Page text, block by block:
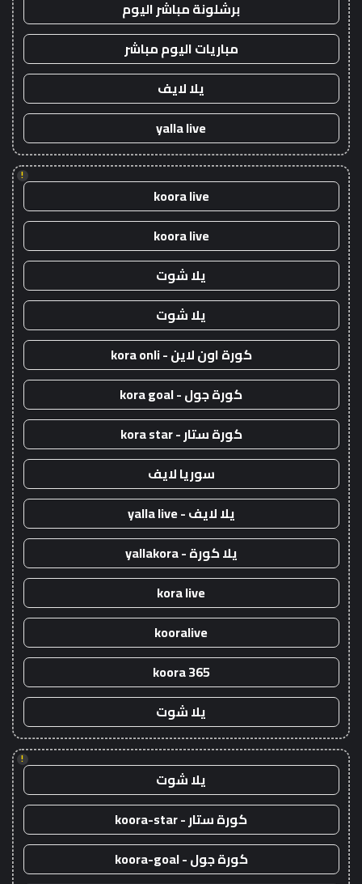
برشلونة مباشر اليوم
مباريات اليوم مباشر
يلا لايف
yalla live
!
koora live
koora live
يلا شوت
يلا شوت
كورة اون لاين - kora onli
كورة جول - kora goal
كورة ستار - kora star
سوريا لايف
يلا لايف - yalla live
يلا كورة - yallakora
kora live
kooralive
koora 365
يلا شوت
!
يلا شوت
كورة ستار - koora-star
كورة جول - koora-goal